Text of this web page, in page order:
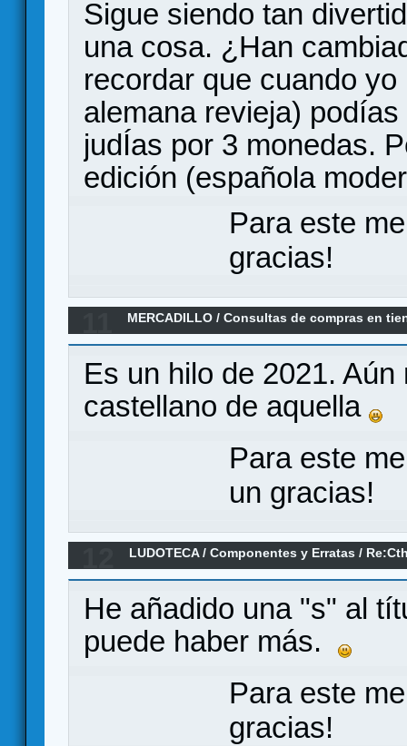
Sigue siendo tan
una cosa. ¿Han
recordar que cuando
alemana revieja)
judÍas por 3 monedas.
edición (española
Para este
gracias!
MERCADILLO /Consultas de compras en
Es un hilo de 2021.
castellano de aquella
Para este
un gracias!
LUDOTECA/Componentes y Erratas /
He añadido una "s" al
puede haber más.
Para este
gracias!